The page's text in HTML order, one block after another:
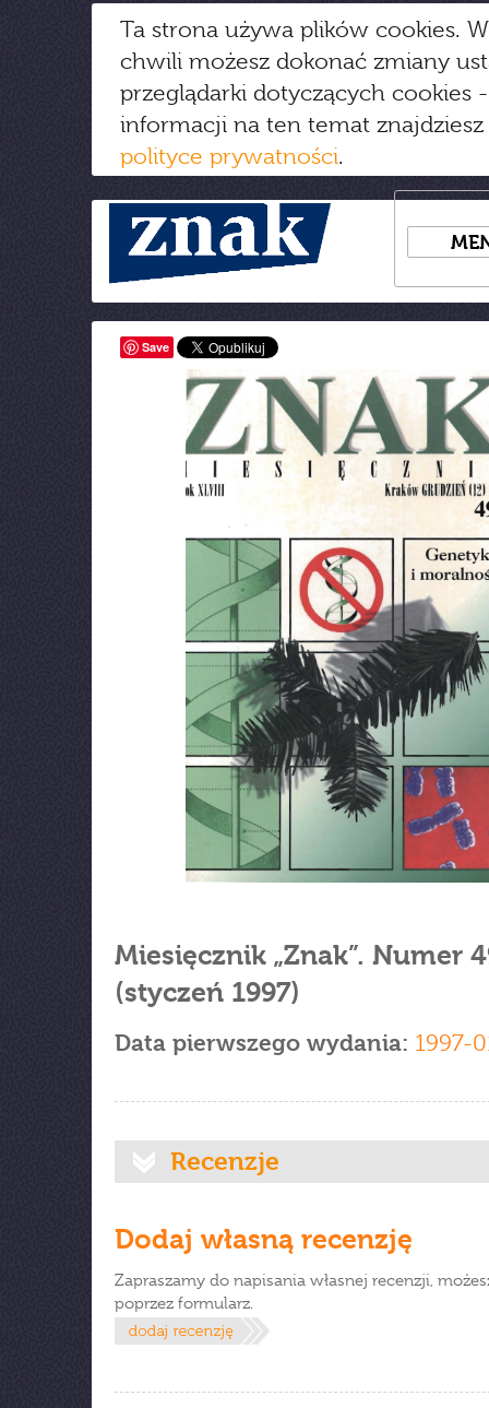
Ta strona używa plików cookies.
chwili możesz dokonać zmiany
przeglądarki dotyczących cookies
informacji na ten temat
polityce prywatności.
Save
Miesięcznik „Znak”. Numer
(styczeń 1997)
Data pierwszego wydania: 1997-
Recenzje
Dodaj własną recenzję
Zapraszamy do napisania własnej recenzji,
poprzez formularz.